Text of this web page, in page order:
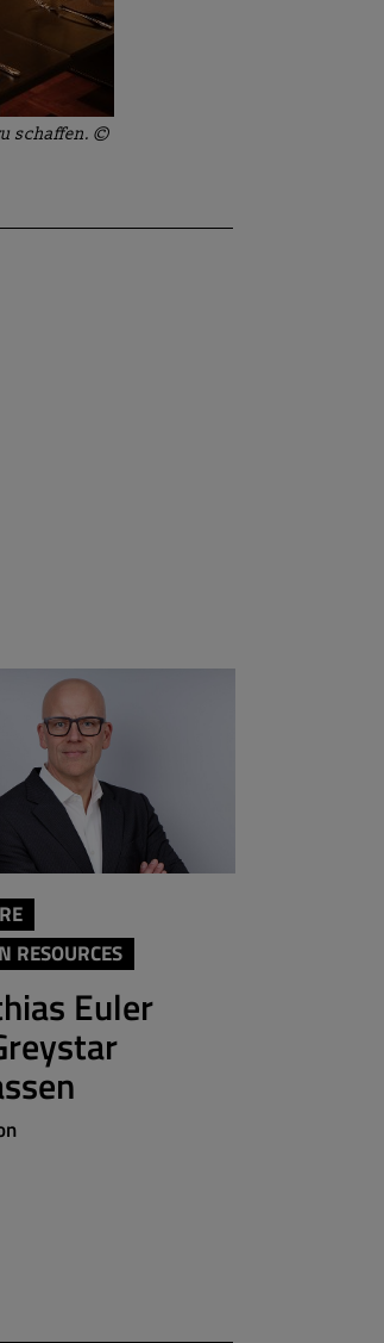
schaffen. ©
RESOURCES
Euler